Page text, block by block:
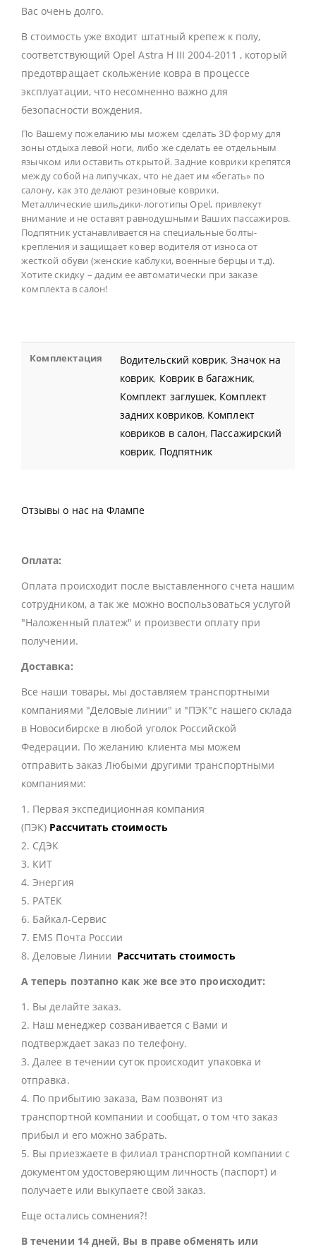
Вас очень долго.
В стоимость уже входит штатный крепеж к полу,
соответствующий Opel Astra H III 2004-2011 , который
предотвращает скольжение ковра в процессе
эксплуатации, что несомненно важно для
безопасности вождения.
По Вашему пожеланию мы можем сделать 3D форму для
зоны отдыха левой ноги, либо же сделать ее отдельным
язычком или оставить открытой. Задние коврики крепятся
между собой на липучках, что не дает им «бегать» по
салону, как это делают резиновые коврики.
Металлические шильдики-логотипы Opel, привлекут
внимание и не оставят равнодушными Ваших пассажиров.
Подпятник устанавливается на специальные болты-
крепления и защищает ковер водителя от износа от
жесткой обуви (женские каблуки, военные берцы и т.д).
Хотите скидку – дадим ее автоматически при заказе
комплекта в салон!
Комплектация Водительский коврик,Значок на
коврик, Коврик в багажник,
Комплект заглушек, Комплект
задних ковриков, Комплект
ковриков в салон, Пассажирский
коврик, Подпятник
Отзывы о нас на Флампе
Оплата:
Оплата происходит после выставленного счета нашим
сотрудником, а так же можно воспользоваться услугой
"Наложенный платеж" и произвести оплату при
получении.
Доставка:
Все наши товары, мы доставляем транспортными
компаниями "Деловые линии" и "ПЭК"с нашего склада
в Новосибирске в любой уголок Российской
Федерации. По желанию клиента мы можем
отправить заказ Любыми другими транспортными
компаниями:
1. Первая экспедиционная компания
(ПЭК) Рассчитать стоимость
2. СДЭК
3. КИТ
4. Энергия
5. РАТЕК
6. Байкал-Сервис
7. EMS Почта России
8. Деловые Линии Рассчитать стоимость
А теперь поэтапно как же все это происходит:
1. Вы делайте заказ.
2. Наш менеджер созванивается с Вами и
подтверждает заказ по телефону.
3. Далее в течении суток происходит упаковка и
отправка.
4. По прибытию заказа, Вам позвонят из
транспортной компании и сообщат, о том что заказ
прибыл и его можно забрать.
5. Вы приезжаете в филиал транспортной компании с
документом удостоверяющим личность (паспорт) и
получаете или выкупаете свой заказ.
Еще остались сомнения?!
В течении 14 дней, Вы в праве обменять или